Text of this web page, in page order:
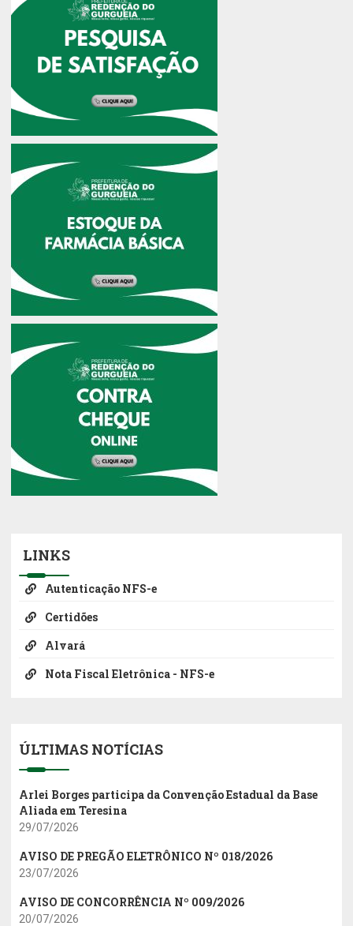
LINKS
Autenticação NFS-e
Certidões
Alvará
Nota Fiscal Eletrônica - NFS-e
ÚLTIMAS NOTÍCIAS
Arlei Borges participa da Convenção Estadual da Base
Aliada em Teresina
29/07/2026
AVISO DE PREGÃO ELETRÔNICO Nº 018/2026
23/07/2026
AVISO DE CONCORRÊNCIA Nº 009/2026
20/07/2026